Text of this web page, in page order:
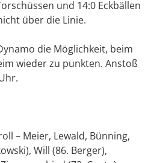
und 14:0 Eckbällen
über die Linie.
die Möglichkeit, beim
wieder zu punkten. Anstoß
– Meier, Lewald, Bünning,
Will (86. Berger),